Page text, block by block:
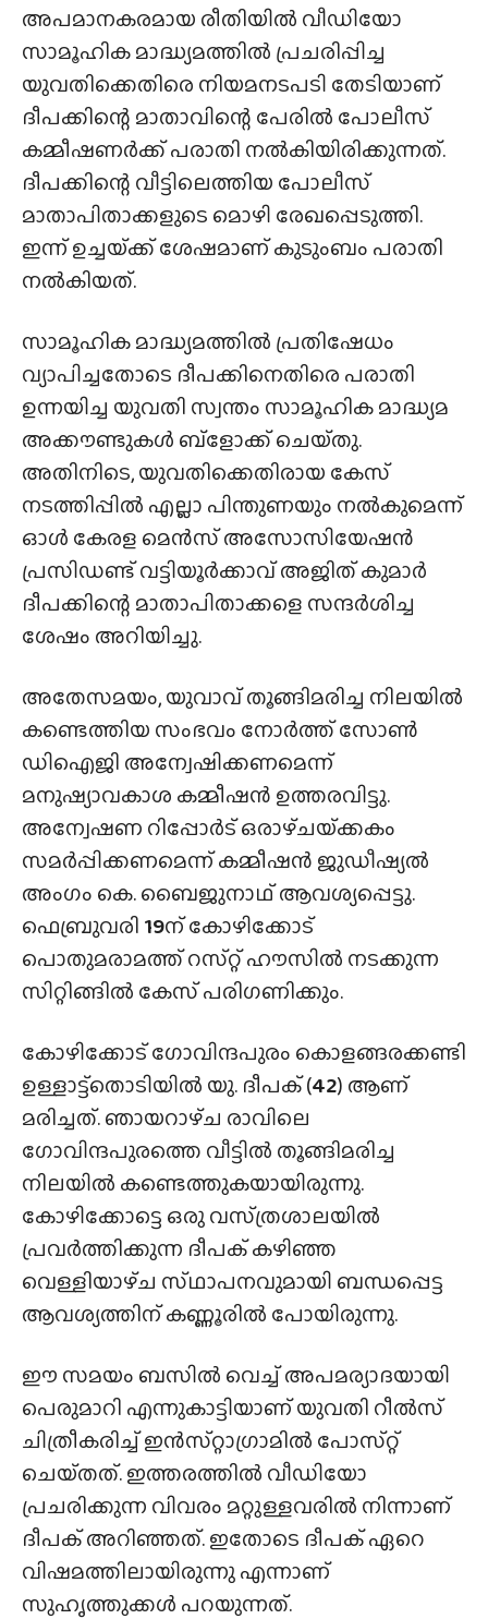
അപമാനകരമായ രീതിയിൽ വീഡിയോ
സാമൂഹിക മാദ്ധ്യമത്തിൽ പ്രചരിപ്പിച്ച
യുവതിക്കെതിരെ നിയമനടപടി തേടിയാണ്
ദീപക്കിന്റെ മാതാവിന്റെ പേരിൽ പോലീസ്
കമ്മീഷണർക്ക് പരാതി നൽകിയിരിക്കുന്നത്.
ദീപക്കിന്റെ വീട്ടിലെത്തിയ പോലീസ്
മാതാപിതാക്കളുടെ മൊഴി രേഖപ്പെടുത്തി.
ഇന്ന് ഉച്ചയ്‌ക്ക്‌ ശേഷമാണ് കുടുംബം പരാതി
നൽകിയത്.
സാമൂഹിക മാദ്ധ്യമത്തിൽ പ്രതിഷേധം
വ്യാപിച്ചതോടെ ദീപക്കിനെതിരെ പരാതി
ഉന്നയിച്ച യുവതി സ്വന്തം സാമൂഹിക മാദ്ധ്യമ
അക്കൗണ്ടുകൾ ബ്ളോക്ക് ചെയ്‌തു.
അതിനിടെ, യുവതിക്കെതിരായ കേസ്
നടത്തിപ്പിൽ എല്ലാ പിന്തുണയും നൽകുമെന്ന്
ഓൾ കേരള മെൻസ് അസോസിയേഷൻ
പ്രസിഡണ്ട് വട്ടിയൂർക്കാവ് അജിത് കുമാർ
ദീപക്കിന്റെ മാതാപിതാക്കളെ സന്ദർശിച്ച
ശേഷം അറിയിച്ചു.
അതേസമയം, യുവാവ് തൂങ്ങിമരിച്ച നിലയിൽ
കണ്ടെത്തിയ സംഭവം നോർത്ത് സോൺ
ഡിഐജി അന്വേഷിക്കണമെന്ന്
മനുഷ്യാവകാശ കമ്മീഷൻ ഉത്തരവിട്ടു.
അന്വേഷണ റിപ്പോർട് ഒരാഴ്‌ചയ്‌ക്കകം
സമർപ്പിക്കണമെന്ന് കമ്മീഷൻ ജുഡീഷ്യൽ
അംഗം കെ. ബൈജുനാഥ്‌ ആവശ്യപ്പെട്ടു.
ഫെബ്രുവരി 19ന് കോഴിക്കോട്
പൊതുമരാമത്ത് റസ്‌റ്റ് ഹൗസിൽ നടക്കുന്ന
സിറ്റിങ്ങിൽ കേസ് പരിഗണിക്കും.
കോഴിക്കോട് ഗോവിന്ദപുരം കൊളങ്ങരക്കണ്ടി
ഉള്ളാട്ട്തൊടിയിൽ യു. ദീപക് (42) ആണ്
മരിച്ചത്. ഞായറാഴ്‌ച രാവിലെ
ഗോവിന്ദപുരത്തെ വീട്ടിൽ തൂങ്ങിമരിച്ച
നിലയിൽ കണ്ടെത്തുകയായിരുന്നു.
കോഴിക്കോട്ടെ ഒരു വസ്‌ത്രശാലയിൽ
പ്രവർത്തിക്കുന്ന ദീപക് കഴിഞ്ഞ
വെള്ളിയാഴ്‌ച സ്‌ഥാപനവുമായി ബന്ധപ്പെട്ട
ആവശ്യത്തിന് കണ്ണൂരിൽ പോയിരുന്നു.
ഈ സമയം ബസിൽ വെച്ച് അപമര്യാദയായി
പെരുമാറി എന്നുകാട്ടിയാണ് യുവതി റീൽസ്
ചിത്രീകരിച്ച് ഇൻസ്‌റ്റാഗ്രാമിൽ പോസ്‌റ്റ്
ചെയ്‌തത്‌. ഇത്തരത്തിൽ വീഡിയോ
പ്രചരിക്കുന്ന വിവരം മറ്റുള്ളവരിൽ നിന്നാണ്
ദീപക് അറിഞ്ഞത്. ഇതോടെ ദീപക് ഏറെ
വിഷമത്തിലായിരുന്നു എന്നാണ്
സുഹൃത്തുക്കൾ പറയുന്നത്.